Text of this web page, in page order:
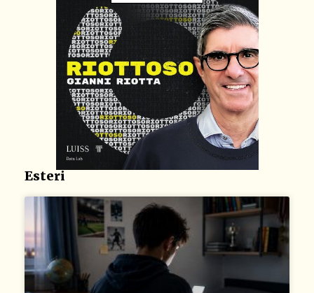
Esteri